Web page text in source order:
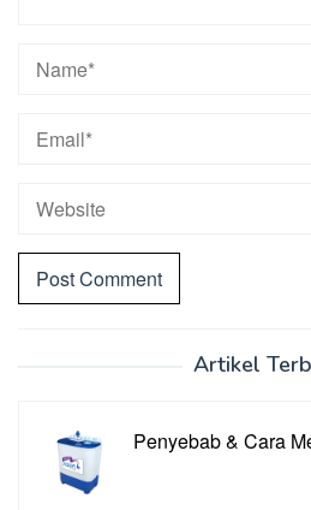
Artikel
Penyebab & Cara